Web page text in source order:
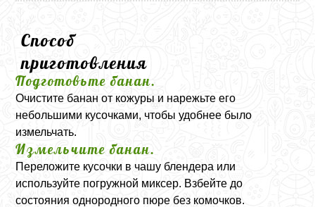
Способ
приготовления
Подготовьте банан.
Очистите банан от кожуры и нарежьте его
небольшими кусочками, чтобы удобнее было
измельчать.
Измельчите банан.
Переложите кусочки в чашу блендера или
используйте погружной миксер. Взбейте до
состояния однородного пюре без комочков.